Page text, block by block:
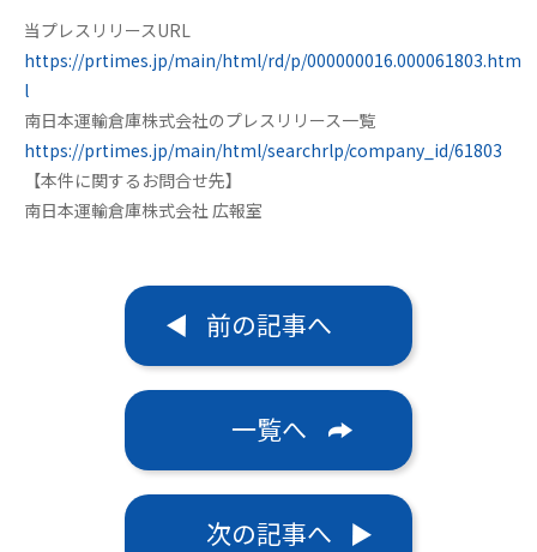
当プレスリリースURL
https://prtimes.jp/main/html/rd/p/000000016.000061803.htm
l
南日本運輸倉庫株式会社のプレスリリース一覧
https://prtimes.jp/main/html/searchrlp/company_id/61803
【本件に関するお問合せ先】
南日本運輸倉庫株式会社 広報室
前の記事へ
一覧へ
次の記事へ